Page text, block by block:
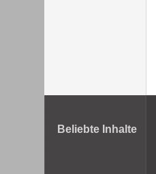
Beliebte Inhalte